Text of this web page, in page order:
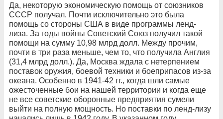
Да, некоторую экономическую помощь от союзников
СССР получал. Почти исключительно это была
помощь со стороны США в виде программы ленд-
лиза. За годы войны Советский Союз получил такой
помощи на сумму 10,98 млрд долл. Между прочим,
почти в три раза меньше, чем то, что получила Англия
(31,4 млрд долл.). Да, Москва ждала с нетерпением
поставок оружия, боевой техники и боеприпасов из-за
океана. Особенно в 1941-42 гг., когда шли самые
ожесточенные бои на нашей территории и когда еще
не все советские оборонные предприятия сумели
выйти на полную мощность. Но поставки по ленд-лизу